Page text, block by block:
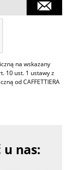
na wskazany
10 ust. 1 ustawy z
od CAFFETTIERA
nas: